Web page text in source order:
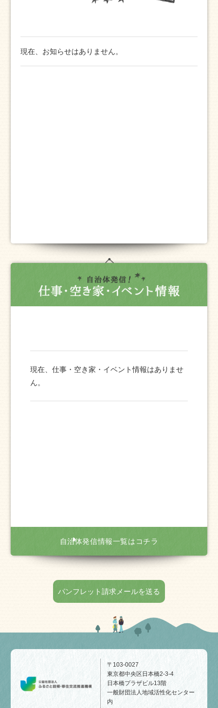
日帰り天然温泉「昭和の湯」等があり、心遣いやおもてな
り」「安全で住みよい村づくり」を柱に思いやりのもて
現在、お知らせはありません。
現在、仕事・空き家・イベント情報はありませ
ん。
自治体発信情報一覧はコチラ
パンフレット請求メールを送る
〒103-0027
東京都中央区日本橋2-3-4
日本橋プラザビル13階
一般財団法人地域活性化センター
内